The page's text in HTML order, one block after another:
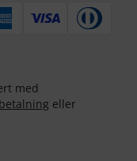
med
eller